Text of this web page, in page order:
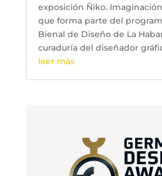
exposición Ñiko.
que forma parte del
Bienal de Diseño de La
curaduría del diseñador
leer más